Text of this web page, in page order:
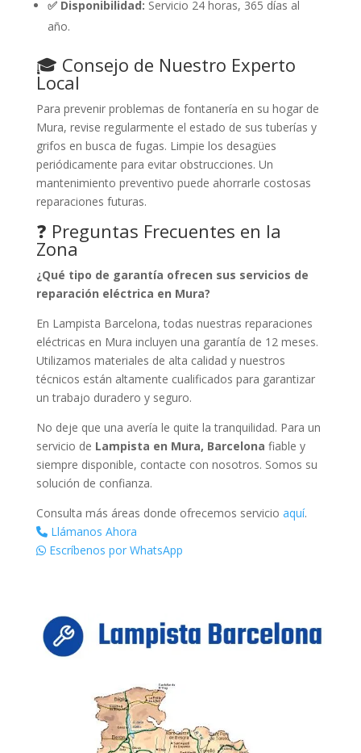
✅ Disponibilidad: Servicio 24 horas, 365 días al
año.
🎓 Consejo de Nuestro Experto
Local
Para prevenir problemas de fontanería en su hogar de
Mura, revise regularmente el estado de sus tuberías y
grifos en busca de fugas. Limpie los desagües
periódicamente para evitar obstrucciones. Un
mantenimiento preventivo puede ahorrarle costosas
reparaciones futuras.
❓ Preguntas Frecuentes en la
Zona
¿Qué tipo de garantía ofrecen sus servicios de
reparación eléctrica en Mura?
En Lampista Barcelona, todas nuestras reparaciones
eléctricas en Mura incluyen una garantía de 12 meses.
Utilizamos materiales de alta calidad y nuestros
técnicos están altamente cualificados para garantizar
un trabajo duradero y seguro.
No deje que una avería le quite la tranquilidad. Para un
servicio de Lampista en Mura, Barcelona fiable y
siempre disponible, contacte con nosotros. Somos su
solución de confianza.
Consulta más áreas donde ofrecemos servicio aquí.
Llámanos Ahora
Escríbenos por WhatsApp